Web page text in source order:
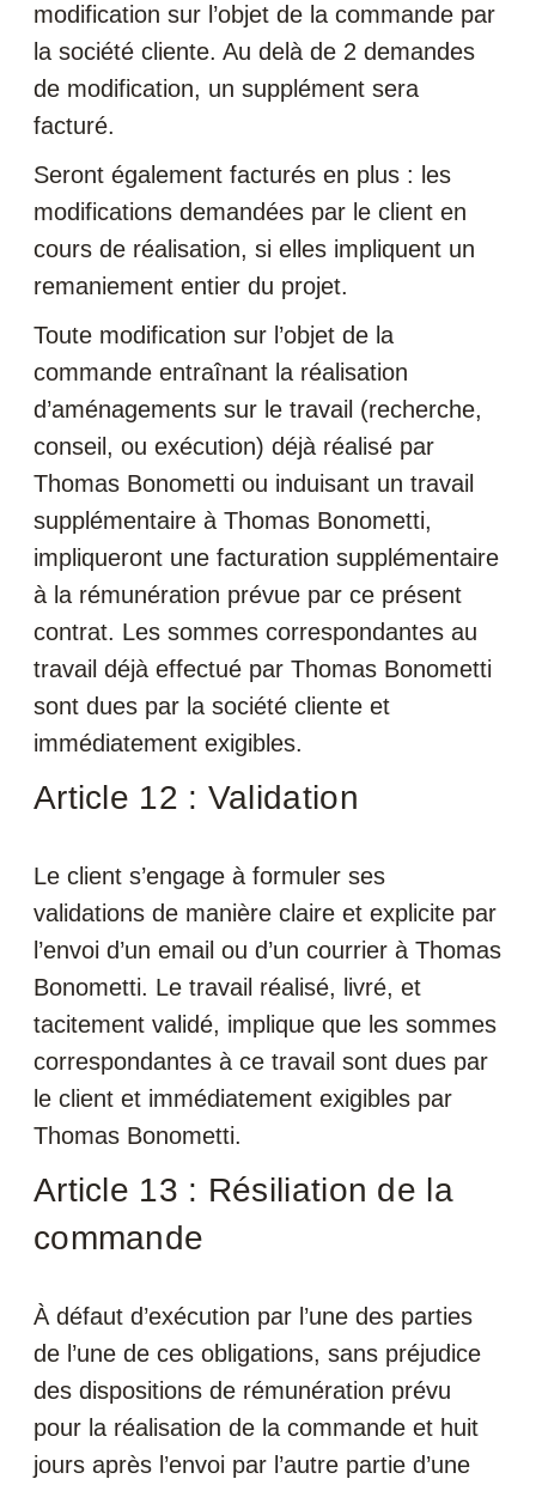
modification sur l’objet de la commande par
la société cliente. Au delà de 2 demandes
de modification, un supplément sera
facturé.
Seront également facturés en plus : les
modifications demandées par le client en
cours de réalisation, si elles impliquent un
remaniement entier du projet.
Toute modification sur l’objet de la
commande entraînant la réalisation
d’aménagements sur le travail (recherche,
conseil, ou exécution) déjà réalisé par
Thomas Bonometti ou induisant un travail
supplémentaire à Thomas Bonometti,
impliqueront une facturation supplémentaire
à la rémunération prévue par ce présent
contrat. Les sommes correspondantes au
travail déjà effectué par Thomas Bonometti
sont dues par la société cliente et
immédiatement exigibles.
Article 12 : Validation
Le client s’engage à formuler ses
validations de manière claire et explicite par
l’envoi d’un email ou d’un courrier à Thomas
Bonometti. Le travail réalisé, livré, et
tacitement validé, implique que les sommes
correspondantes à ce travail sont dues par
le client et immédiatement exigibles par
Thomas Bonometti.
Article 13 : Résiliation de la
commande
À défaut d’exécution par l’une des parties
de l’une de ces obligations, sans préjudice
des dispositions de rémunération prévu
pour la réalisation de la commande et huit
jours après l’envoi par l’autre partie d’une